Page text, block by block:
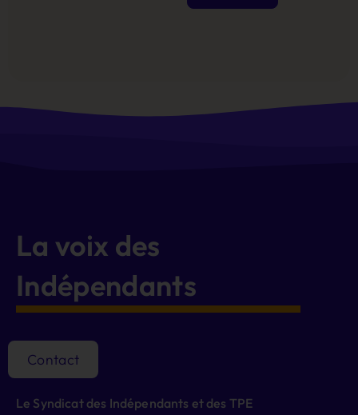
La voix des
Indépendants
Contact
Le Syndicat des Indépendants et des TPE